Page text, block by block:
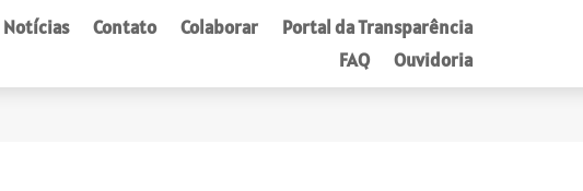
Notícias Contato Colaborar
Portal da Transparência
FAQ
Ouvidoria